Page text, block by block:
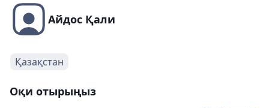
Айдос Қали
Қазақстан
Оқи отырыңыз